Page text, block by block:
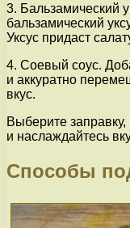
3. Бальзамический
бальзамический
Уксус придаст
4. Соевый соус.
и аккуратно
вкус.
Выберите
и наслаждайтесь
Способы